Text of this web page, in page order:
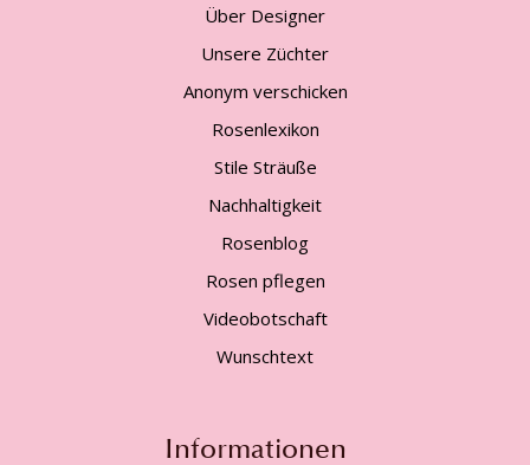
Über Designer
Unsere Züchter
Anonym verschicken
Rosenlexikon
Stile Sträuße
Nachhaltigkeit
Rosenblog
Rosen pflegen
Videobotschaft
Wunschtext
Informationen